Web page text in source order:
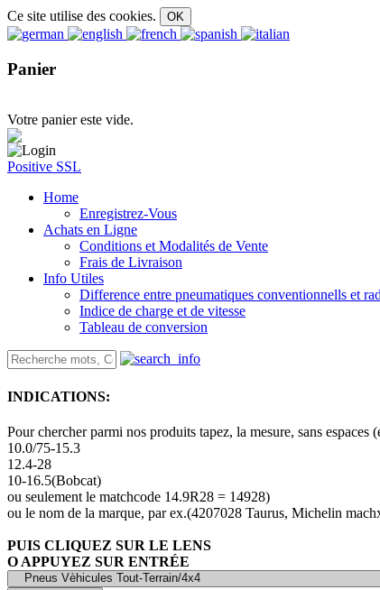
Ce site utilise des cookies.
Panier
Votre panier este vide.
Positive SSL
Home
Enregistrez-Vous
Achats en Ligne
Conditions et Modalités de Vente
Frais de Livraison
Info Utiles
Difference entre pneumatiques conventionnells et
Indice de charge et de vitesse
Tableau de conversion
INDICATIONS:
Pour chercher parmi nos produits tapez, la mesure, sans espaces
10.0/75-15.3
12.4-28
10-16.5(Bobcat)
ou seulement le matchcode 14.9R28 = 14928)
ou le nom de la marque, par ex.(4207028 Taurus, Michelin
PUIS CLIQUEZ SUR LE LENS
O APPUYEZ SUR ENTRÉE